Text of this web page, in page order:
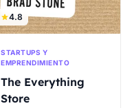
4.8
STARTUPS Y
EMPRENDIMIENTO
The Everything
Store